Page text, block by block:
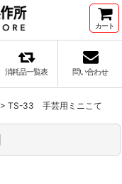
カート
消耗品一覧表 問い合わせ
> TS-33 手芸用ミニこて